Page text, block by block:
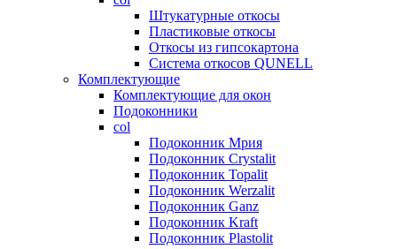
Штукатурные откосы
Пластиковые откосы
Откосы из гипсокартона
Система откосов QUNELL
Комплектующие
Комплектующие для окон
Подоконники
col
Подоконник Мрия
Подоконник Crystalit
Подоконник Topalit
Подоконник Werzalit
Подоконник Ganz
Подоконник Kraft
Подоконник Plastolit